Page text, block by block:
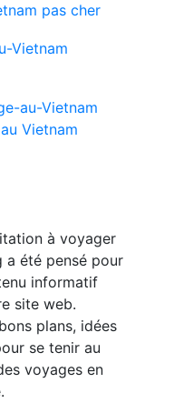
pas cher
Vietnam
à voyager
a été pensé pour
informatif
site web.
plans, idées
se tenir au
voyages en